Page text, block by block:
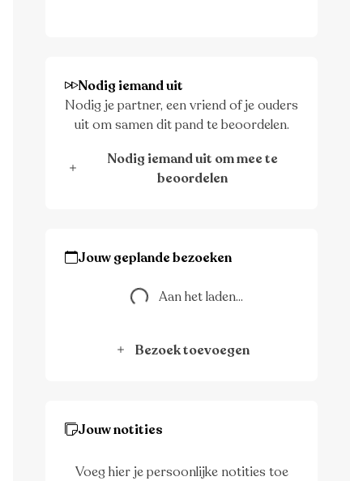
Nodig iemand uit
Nodig je partner, een vriend of je ouders
uit om samen dit pand te beoordelen.
Nodig iemand uit om mee te
beoordelen
Jouw geplande bezoeken
Aan het laden... Aan het laden...
Bezoek toevoegen
Jouw notities
Voeg hier je persoonlijke notities toe